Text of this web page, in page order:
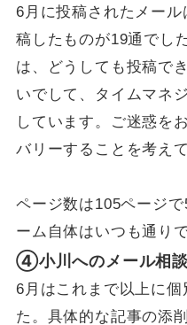
6月に投稿されたメー
稿したものが19通でし
は、どうしても投稿で
いでして、タイムマネ
しています。ご迷惑を
バリーすることを考え
ページ数は105ページ
ーム自体はいつも通りで
④小川へのメール相談
6月はこれまで以上に
た。具体的な記事の添